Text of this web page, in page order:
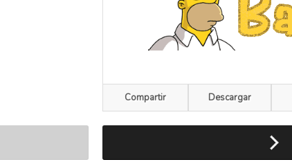
Compartir Descargar